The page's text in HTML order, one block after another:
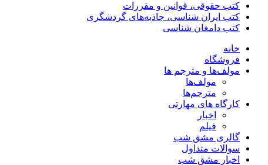
کتب حقوقی، قوانین و مقررات
کتب ایران شناسی، جاذبه‌های گردشگری
کتب دامغان شناسی
خانه
فروشگاه
مولف‌ها و مترجم ها
مولف‌ها
مترجم‌ها
کارگاه های مهارتی
اخبار
فیلم
گالری مشق شب
سوالات متداول
اخبار مشق شب